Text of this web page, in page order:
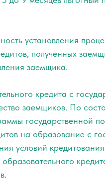
установления
полученных
заемщика.
кредита с
заемщиков. По
государственной
на образование с
условий